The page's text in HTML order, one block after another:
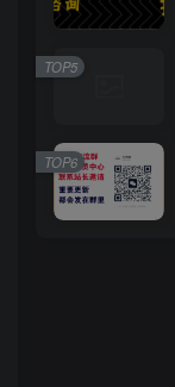
TOP5
TOP6